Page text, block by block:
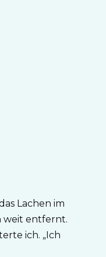
Lachen im
weit entfernt.
ich. „Ich